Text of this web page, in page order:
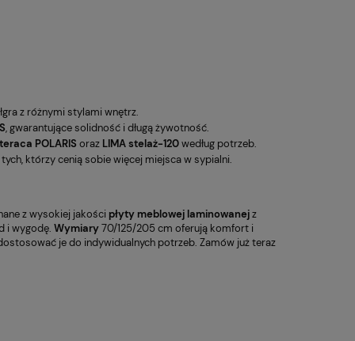
z różnymi stylami wnętrz.
, gwarantujące solidność i długą żywotność.
POLARIS oraz LIMA stelaż-120według potrzeb.
którzy cenią sobie więcej miejsca w sypialni.
z wysokiej jakości płyty meblowej laminowanejz
i wygodę. Wymiary70/125/205 cm oferują komfort i
je do indywidualnych potrzeb. Zamów już teraz